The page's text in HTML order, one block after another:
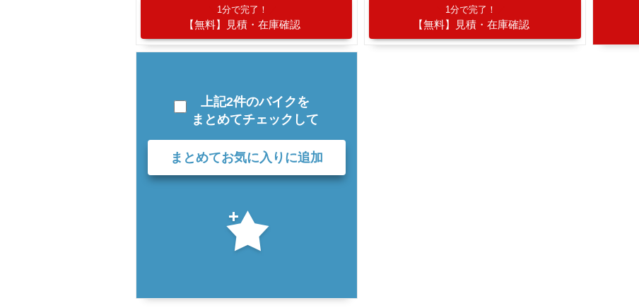
1分で完了！
【無料】見積・在庫確認
1分で完了！
【無料】見積・在庫確認
上記2件のバイクを
まとめてチェックして
まとめてお気に入りに追加